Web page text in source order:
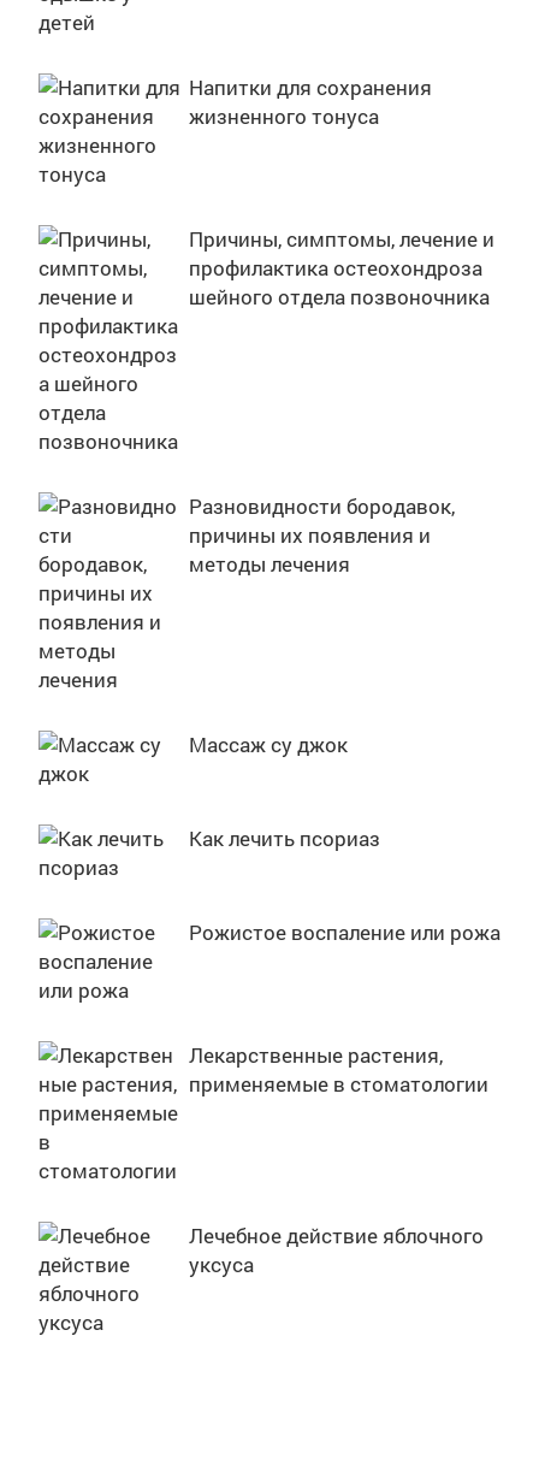
Напитки для сохранения
жизненного тонуса
Причины, симптомы, лечение и
профилактика остеохондроза
шейного отдела позвоночника
Разновидности бородавок,
причины их появления и
методы лечения
Массаж су джок
Как лечить псориаз
Рожистое воспаление или рожа
Лекарственные растения,
применяемые в стоматологии
Лечебное действие яблочного
уксуса